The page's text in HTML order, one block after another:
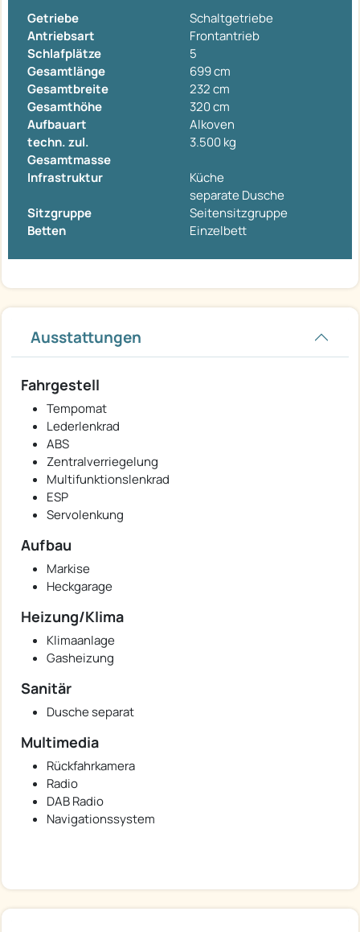
Getriebe
Schaltgetriebe
Antriebsart
Frontantrieb
Schlafplätze
5
Gesamtlänge
699 cm
Gesamtbreite
232 cm
Gesamthöhe
320 cm
Aufbauart
Alkoven
techn. zul.
Gesamtmasse
3.500 kg
Infrastruktur
Küche
separate Dusche
Sitzgruppe
Seitensitzgruppe
Betten
Einzelbett
Ausstattungen
Fahrgestell
Tempomat
Lederlenkrad
ABS
Zentralverriegelung
Multifunktionslenkrad
ESP
Servolenkung
Aufbau
Markise
Heckgarage
Heizung/Klima
Klimaanlage
Gasheizung
Sanitär
Dusche separat
Multimedia
Rückfahrkamera
Radio
DAB Radio
Navigationssystem